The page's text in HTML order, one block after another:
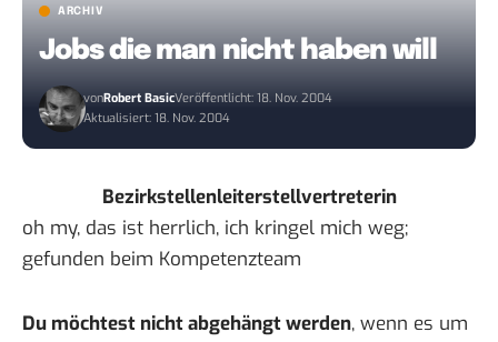
ARCHIV
Jobs die man nicht haben will
vonRobert BasicVeröffentlicht: 18. Nov. 2004
Aktualisiert: 18. Nov. 2004
Bezirkstellenleiterstellvertreterin
oh my, das ist herrlich, ich kringel mich weg;
gefunden beim Kompetenzteam
Du möchtest nicht abgehängt werden, wenn es um